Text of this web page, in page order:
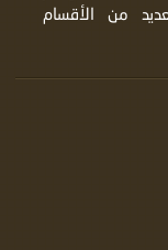
من الأقسام